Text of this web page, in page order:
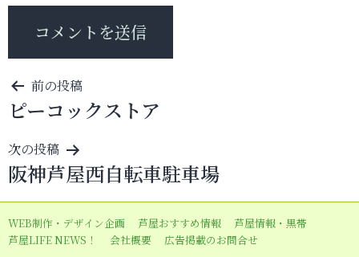
投
稿
ナ
ビ
ゲ
ー
シ
前の投稿
ピーコックストア
次の投稿
阪神芦屋西自転車駐車場
WEB制作・デザイン企画 芦屋おすすめ情報
芦屋情報・黒帯
芦屋LIFE NEWS！
会社概要 広告掲載のお問合せ